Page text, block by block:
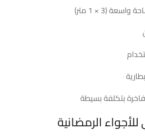
(3 × 1 متر)
بتكلفة بسيطة
للأجواء الرمضانية